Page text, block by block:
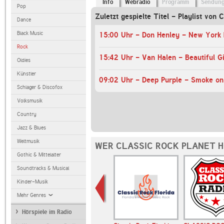
Pop
Dance
Black Music
Rock
Oldies
Künstler
Schlager & Discofox
Volksmusik
Country
Jazz & Blues
Weltmusik
Gothic & Mittelalter
Soundtracks & Musical
Kinder-Musik
Mehr Genres
Hörspiele im Radio
Info Webradio Programm
Zuletzt gespielte Titel - Playlist von
15:00 Uhr - Don Henley - New York
15:42 Uhr - Van Halen - Beautiful
09:02 Uhr - Deep Purple - Smoke
WER CLASSIC ROCK PLANET